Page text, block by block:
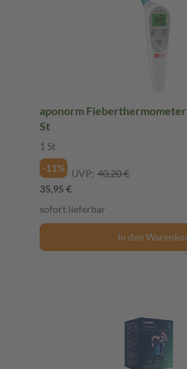
aponorm
St
1 St
-11%
UVP: 40,20 €
35,95 €
sofort lieferbar
In den